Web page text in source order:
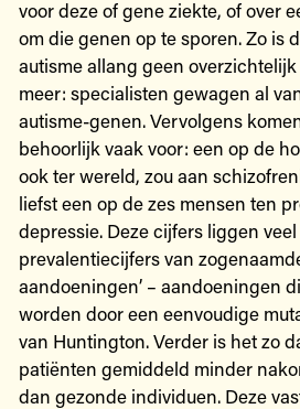
voor deze of gene ziekte, of over
om die genen op te sporen. Zo is
autisme allang geen
meer: specialisten gewagen al
autisme-genen. Vervolgens
behoorlijk vaak voor: een op de
ook ter wereld, zou aan
liefst een op de zes mensen ten
depressie. Deze cijfers liggen
prevalentiecijfers van
aandoeningen’ – aandoeningen
worden door een eenvoudige
van Huntington. Verder is het zo
patiënten gemiddeld minder
dan gezonde individuen. Deze